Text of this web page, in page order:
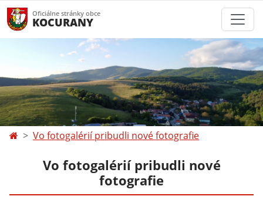
Oficiálne stránky obce
KOCURANY
Vo fotogalérií pribudli nové fotografie
Vo fotogalérií pribudli nové
fotografie